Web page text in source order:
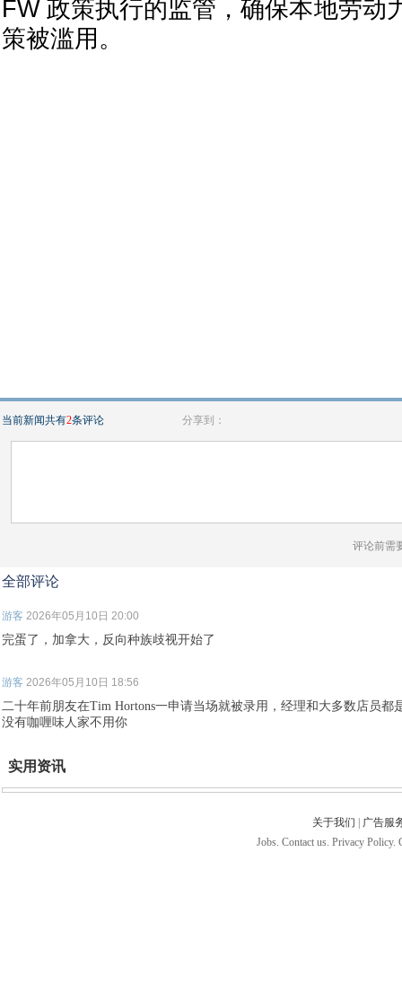
FW 政策执行的监管，确保本地劳动
策被滥用。
当前新闻共有2条评论 分享到：
评论前需
全部评论
游客 2026年05月10日 20:00
完蛋了，加拿大，反向种族歧视开始了
游客 2026年05月10日 18:56
二十年前朋友在Tim Hortons一申请当场就被录用，经理和大多数店员都
没有咖喱味人家不用你
实用资讯
关于我们
广告服
Jobs. Contact us. Privacy